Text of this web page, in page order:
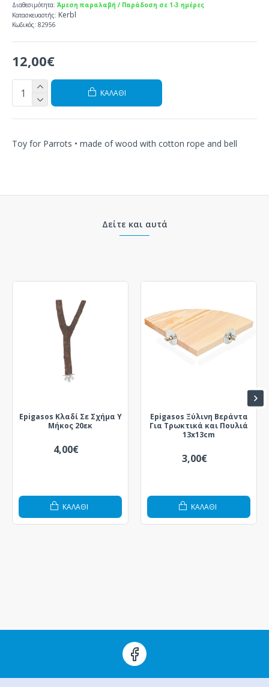
12,00€
Διαθεσιμότητα: Άμεση παραλαβή / Παράδοση σε 1-3 ημέρες
Κατασκευαστής: Kerbl
Κωδικός: 82956
ΚΑΛΆΘΙ
Toy for Parrots • made of wood with cotton rope and bell
Δείτε και αυτά
Epigasos Κλαδί Σε Σχήμα Υ
Μήκος 20εκ
4,00€
ΚΑΛΆΘΙ
Epigasos Ξύλινη Βεράντα
Για Τρωκτικά και Πουλιά
13x13cm
3,00€
ΚΑΛΆΘΙ